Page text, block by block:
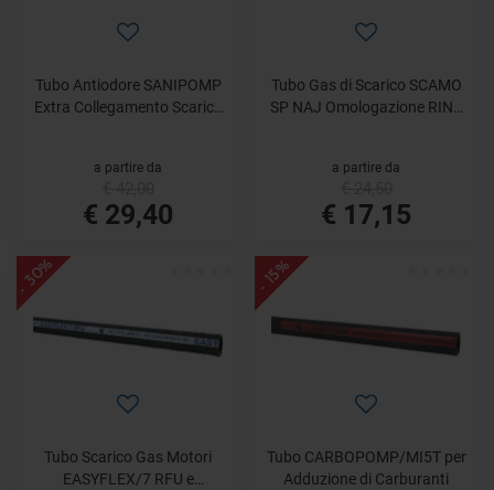
Tubo Antiodore SANIPOMP
Extra Collegamento Scarico
a partire da
€ 29,40
Tubo Gas di Scarico SCAMO
SP NAJ Omologazione RINA
a partire da
€ 17,15
- 30%
Tubo Scarico Gas Motori
EASYFLEX/7 RFU e
- 15%
Tubo CARBOPOMP/MI5T per
Adduzione di Carburanti